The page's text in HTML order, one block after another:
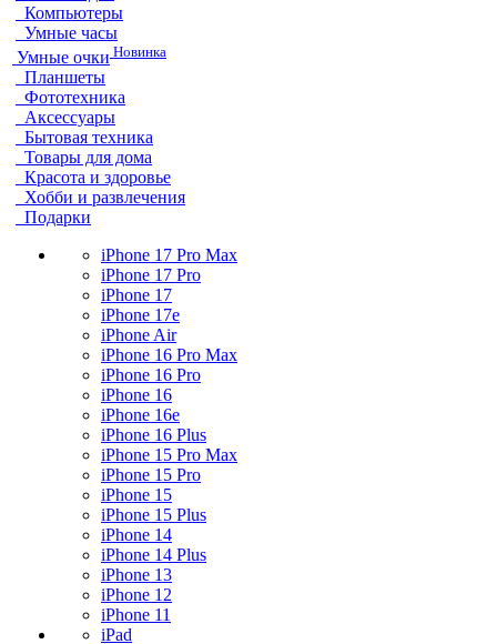
Компьютеры
Умные часы
Умные очки Новинка
Планшеты
Фототехника
Аксессуары
Бытовая техника
Товары для дома
Красота и здоровье
Хобби и развлечения
Подарки
iPhone 17 Pro Max
iPhone 17 Pro
iPhone 17
iPhone 17e
iPhone Air
iPhone 16 Pro Max
iPhone 16 Pro
iPhone 16
iPhone 16e
iPhone 16 Plus
iPhone 15 Pro Max
iPhone 15 Pro
iPhone 15
iPhone 15 Plus
iPhone 14
iPhone 14 Plus
iPhone 13
iPhone 12
iPhone 11
iPad